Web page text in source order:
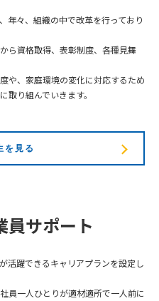
年々、組織の中で改革を行っており
ら資格取得、表彰制度、各種見舞
や、家庭環境の変化に対応するため
取り組んでいきます。
を見る
員サポート
活躍できるキャリアプランを設定し
員一人ひとりが適材適所で一人前に